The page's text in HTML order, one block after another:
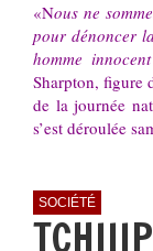
«Nous ne
pour dénoncer
homme
Sharpton, figure
de la journée
s’est déroulée
SOCIÉTÉ